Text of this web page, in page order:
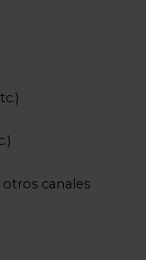
canales